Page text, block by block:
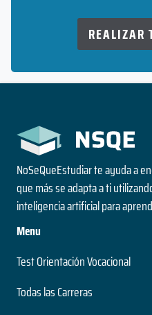
REALIZAR
NoSeQueEstudiar te ayuda a
que más se adapta a ti
inteligencia artificial para
Menu
Test Orientación Vocacional
Todas las Carreras